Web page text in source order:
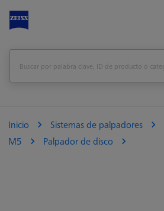
Inicio Sistemas de palpadores
M5
Palpador de disco